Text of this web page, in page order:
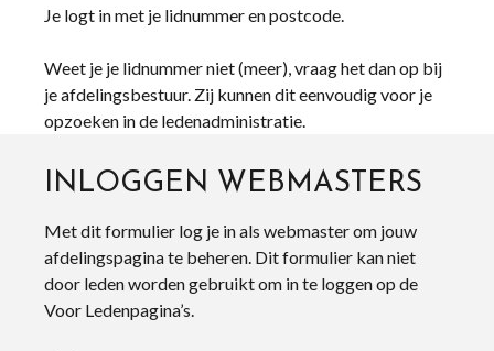
Je logt in met je lidnummer en postcode.
Weet je je lidnummer niet (meer), vraag het dan op bij
je afdelingsbestuur. Zij kunnen dit eenvoudig voor je
opzoeken in de ledenadministratie.
INLOGGEN WEBMASTERS
Met dit formulier log je in als webmaster om jouw
afdelingspagina te beheren. Dit formulier kan niet
door leden worden gebruikt om in te loggen op de
Voor Ledenpagina’s.